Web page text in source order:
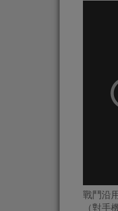
戰鬥沿
（對手